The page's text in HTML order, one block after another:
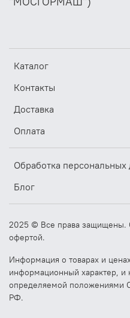
Каталог
Контакты
Доставка
Оплата
Обработка персональных
Блог
2025 © Все права защищены.
офертой.
Информация о товарах и
информационный характер, и
определяемой положениями
РФ.